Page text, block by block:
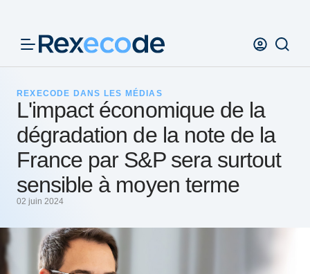
REXECODE DANS LES MÉDIAS
L'impact économique de la
dégradation de la note de la
France par S&P sera surtout
sensible à moyen terme
02 juin 2024